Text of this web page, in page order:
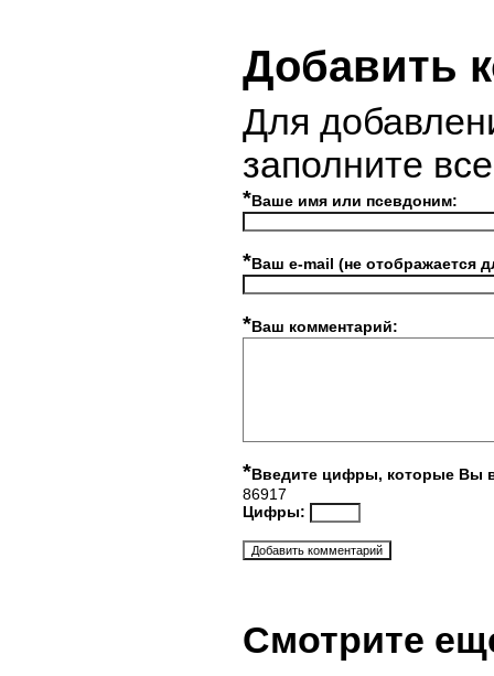
Добавить
Для
заполните
*Ваше имя или псевдоним:
*Ваш e-mail (не отображается
*Ваш комментарий:
*Введите цифры, которые Вы
86917
Цифры:
Смотрите